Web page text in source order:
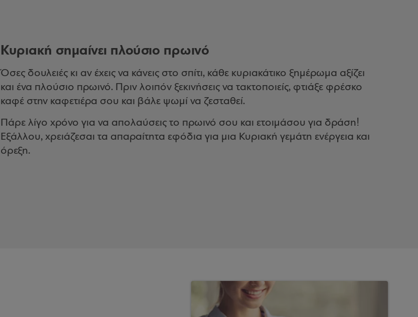
Κυριακή σημαίνει πλούσιο πρωινό
Όσες δουλειές κι αν έχεις να κάνεις στο σπίτι, κάθε κυριακάτικο ξημέρωμα αξίζει
και ένα πλούσιο πρωινό. Πριν λοιπόν ξεκινήσεις να τακτοποιείς, φτιάξε φρέσκο
καφέ στην καφετιέρα σου και βάλε ψωμί να ζεσταθεί.
Πάρε λίγο χρόνο για να απολαύσεις το πρωινό σου και ετοιμάσου για δράση!
Εξάλλου, χρειάζεσαι τα απαραίτητα εφόδια για μια Κυριακή γεμάτη ενέργεια και
όρεξη.